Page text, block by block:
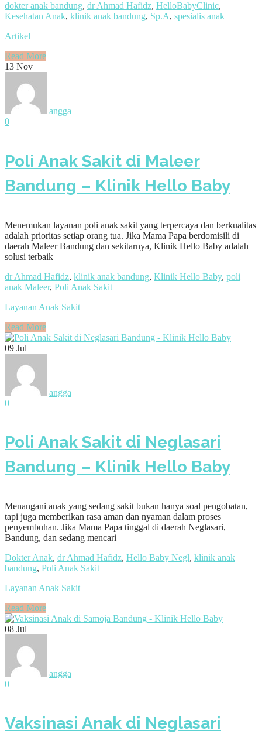
dokter anak bandung, dr Ahmad Hafidz, HelloBabyClinic,
Kesehatan Anak, klinik anak bandung, Sp.A, spesialis anak
Artikel
Read More
13 Nov
angga
0
Poli Anak Sakit di Maleer
Bandung – Klinik Hello Baby
Menemukan layanan poli anak sakit yang terpercaya dan berkualitas
adalah prioritas setiap orang tua. Jika Mama Papa berdomisili di
daerah Maleer Bandung dan sekitarnya, Klinik Hello Baby adalah
solusi terbaik
dr Ahmad Hafidz, klinik anak bandung, Klinik Hello Baby, poli
anak Maleer, Poli Anak Sakit
Layanan Anak Sakit
Read More
09 Jul
angga
0
Poli Anak Sakit di Neglasari
Bandung – Klinik Hello Baby
Menangani anak yang sedang sakit bukan hanya soal pengobatan,
tapi juga memberikan rasa aman dan nyaman dalam proses
penyembuhan. Jika Mama Papa tinggal di daerah Neglasari,
Bandung, dan sedang mencari
Dokter Anak, dr Ahmad Hafidz, Hello Baby Negl, klinik anak
bandung, Poli Anak Sakit
Layanan Anak Sakit
Read More
08 Jul
angga
0
Vaksinasi Anak di Neglasari